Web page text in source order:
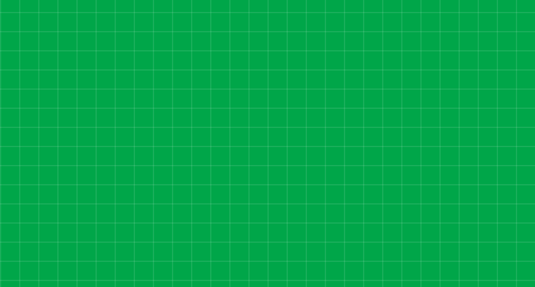
文系
70
理系
30
男女比